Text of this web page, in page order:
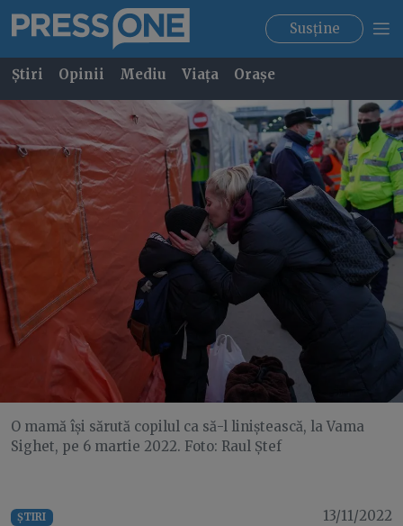
Susține
Știri Opinii Mediu Viața Orașe
O mamă își sărută copilul ca să-l liniștească, la Vama
Sighet, pe 6 martie 2022. Foto: Raul Ștef
ȘTIRI 13/11/2022